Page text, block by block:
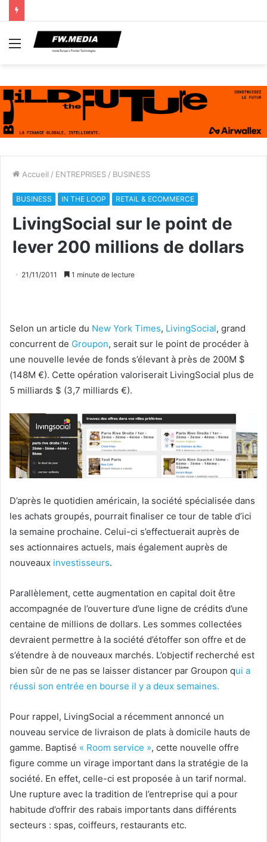
Menu
Accueil / ENTREPRISES / BUSINESS
BUSINESS IN THE LOOP RETAIL & ECOMMERCE
LivingSocial sur le point de
lever 200 millions de dollars
21/11/2011 1 minute de lecture
Selon un article du New York Times, LivingSocial, grand
concurrent de Groupon, serait sur le point de procéder à
une nouvelle levée de fonds s’élevant à près de 200M $
(148M €). Cette opération valoriserait LivingSocial plus de
5 milliards $ (3,7 milliards €).
D’après le quotidien américain, la société spécialisée dans
les achats groupés, pourrait finaliser ce tour de table d’ici
la semaine prochaine. Celui-ci s’effectuerait auprès de
ses actionnaires actuels, mais également auprès de
nouveaux investisseurs.
Parallèlement, cette augmentation en capital doit être
accompagnée de l’ouverture d’une ligne de crédits d’une
centaine de millions de dollars. Les sommes collectées
devraient permettre à la société d’étoffer son offre et de
s’étendre à de nouveaux marchés. L’objectif recherché est
bien sûr de ne pas se laisser distancer par Groupon qui a
réussi son entrée en bourse il y a deux semaines.
Pour rappel, LivingSocial a récemment annoncé un
nouveau service de livraison de plats à domicile hauts de
gamme. Baptisé « Room service », cette nouvelle offre
figure comme un virage important dans la stratégie de la
société. En effet, celle-ci est proposée à un tarif normal.
Une rupture avec la tradition de l’entreprise qui a pour
habitude d’offrir des rabais importants dans différents
secteurs : spas, coiffeurs, restaurants etc.